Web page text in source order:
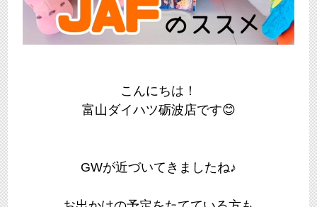
こんにちは！
富山ダイハツ砺波店です😊
GWが近づいてきましたね♪